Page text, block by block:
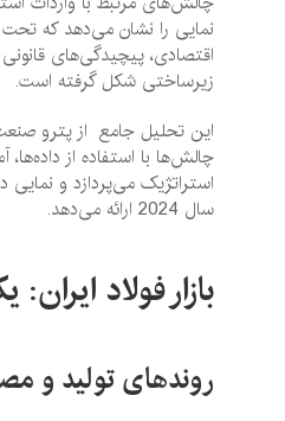
نمایی را نشان می‌دهد که تحت
اقتصادی، پیچیدگی‌های قانونی و
زیرساختی شکل گرفته است.
این تحلیل جامع از پترو صنعت دژ
چالش‌ها با استفاده از داده‌ها، آمار
استراتژیک می‌پردازد و نمایی دقیق
بازار فولاد ایران:
روندهای تولید و مصرف